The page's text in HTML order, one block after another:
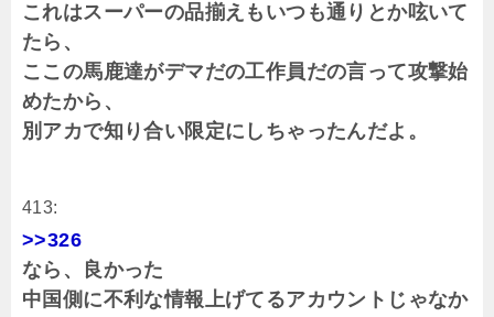
これはスーパーの品揃えもいつも通りとか呟いて
たら、
ここの馬鹿達がデマだの工作員だの言って攻撃始
めたから、
別アカで知り合い限定にしちゃったんだよ。
413:
>>326
なら、良かった
中国側に不利な情報上げてるアカウントじゃなか